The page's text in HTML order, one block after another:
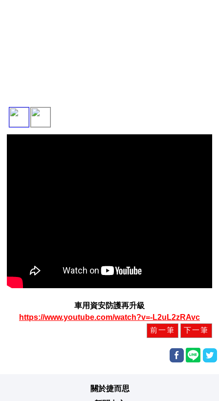
車用資安防護再升級
https://www.youtube.com/watch?v=-L2uL2zRAvc
關於捷而思